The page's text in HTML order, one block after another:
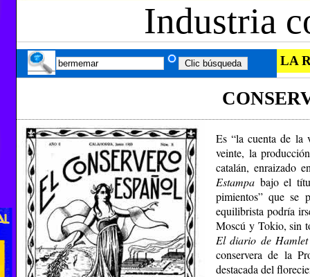
Industria
LA
Es “la cuenta de la
veinte, la
catalán, enraizado
Estampa bajo el
pimientos” que se
equilibrista podría
Moscú y Tokio, sin
El diario de
conservera de la
destacada del